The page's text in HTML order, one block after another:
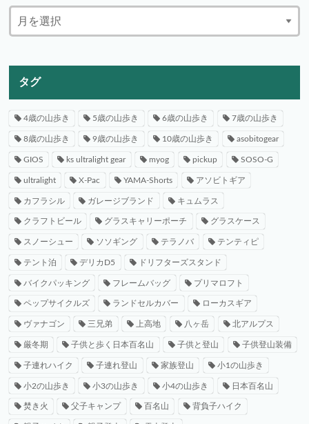
タグ
4歳の山歩き 5歳の山歩き 6歳の山歩き 7歳の山歩き
8歳の山歩き 9歳の山歩き 10歳の山歩き asobitogear
GIOS ks ultralight gear myog pickup SOSO-G
ultralight X-Pac YAMA-Shorts アソビトギア
カフラシル ガレージブランド キュムラス
クラフトビール グラスキャリーポーチ グラスケース
スノーシュー ソソギング テラノバ テンティピ
テント泊 デリカD5 ドリフターズスタンド
バイクパッキング フレームバッグ プリマロフト
ペップサイクルズ ランドセルカバー ローカスギア
ヴァナゴン 三兄弟 上高地 八ヶ岳 北アルプス
厳冬期 子供と歩く日本百名山 子供と登山 子供登山装備
子連れハイク 子連れ登山 家族登山 小1の山歩き
小2の山歩き 小3の山歩き 小4の山歩き 日本百名山
焚き火 父子キャンプ 百名山 背負子ハイク